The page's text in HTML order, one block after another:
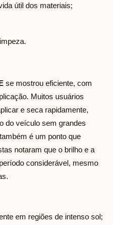
útil dos materiais;
se mostrou eficiente, com
Muitos usuários
e seca rapidamente,
do veículo sem grandes
é um ponto que
notaram que o brilho e a
considerável, mesmo
em regiões de intenso sol;